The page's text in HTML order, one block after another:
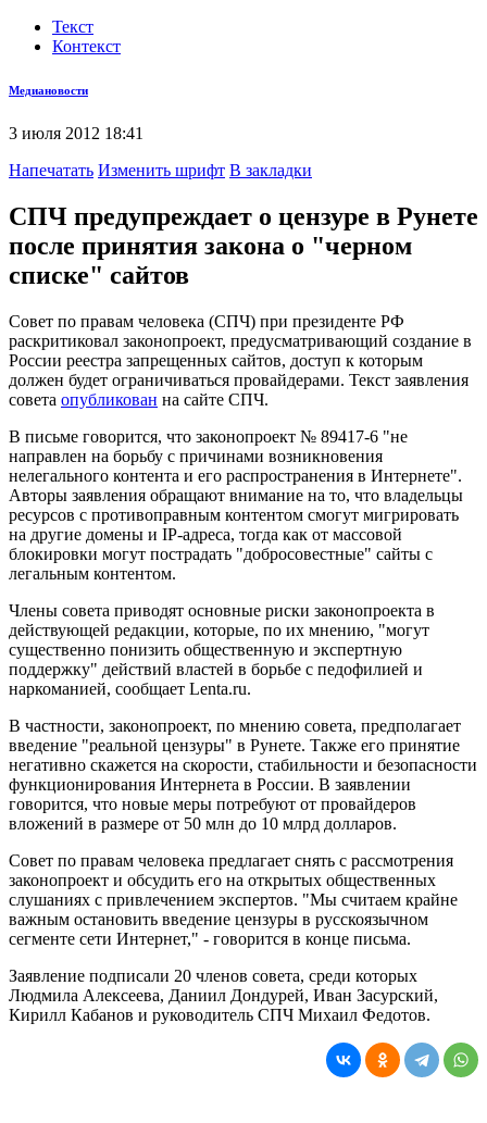
Текст
Контекст
Медиановости
3 июля 2012 18:41
Напечатать Изменить шрифт В закладки
СПЧ предупреждает о цензуре в Рунете
после принятия закона о "черном
списке" сайтов
Совет по правам человека (СПЧ) при президенте РФ
раскритиковал законопроект, предусматривающий создание в
России реестра запрещенных сайтов, доступ к которым
должен будет ограничиваться провайдерами. Текст заявления
совета опубликован на сайте СПЧ.
В письме говорится, что законопроект № 89417-6 "не
направлен на борьбу с причинами возникновения
нелегального контента и его распространения в Интернете".
Авторы заявления обращают внимание на то, что владельцы
ресурсов с противоправным контентом смогут мигрировать
на другие домены и IP-адреса, тогда как от массовой
блокировки могут пострадать "добросовестные" сайты с
легальным контентом.
Члены совета приводят основные риски законопроекта в
действующей редакции, которые, по их мнению, "могут
существенно понизить общественную и экспертную
поддержку" действий властей в борьбе с педофилией и
наркоманией, сообщает Lenta.ru.
В частности, законопроект, по мнению совета, предполагает
введение "реальной цензуры" в Рунете. Также его принятие
негативно скажется на скорости, стабильности и безопасности
функционирования Интернета в России. В заявлении
говорится, что новые меры потребуют от провайдеров
вложений в размере от 50 млн до 10 млрд долларов.
Совет по правам человека предлагает снять с рассмотрения
законопроект и обсудить его на открытых общественных
слушаниях с привлечением экспертов. "Мы считаем крайне
важным остановить введение цензуры в русскоязычном
сегменте сети Интернет," - говорится в конце письма.
Заявление подписали 20 членов совета, среди которых
Людмила Алексеева, Даниил Дондурей, Иван Засурский,
Кирилл Кабанов и руководитель СПЧ Михаил Федотов.